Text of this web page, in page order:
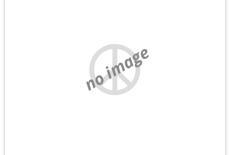
no image